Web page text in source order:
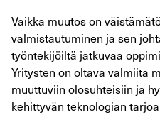
Vaikka muutos on
valmistautuminen ja sen
työntekijöiltä jatkuvaa
Yritysten on oltava valmiita
muuttuviin olosuhteisiin ja
kehittyvän teknologian